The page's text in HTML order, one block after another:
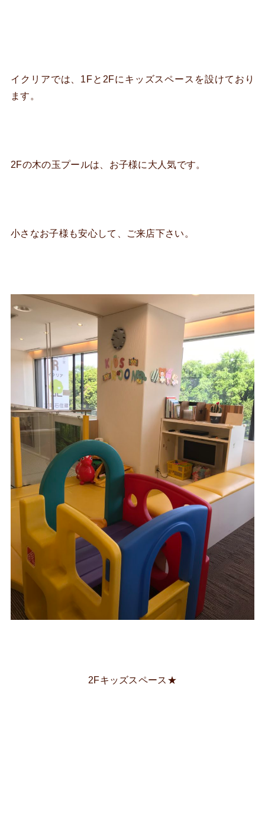
イクリアでは、1Fと2Fにキッズスペースを設けており
ます。
2Fの木の玉プールは、お子様に大人気です。
小さなお子様も安心して、ご来店下さい。
2Fキッズスペース★